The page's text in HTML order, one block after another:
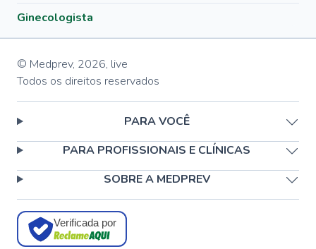
Ginecologista
© Medprev, 2026, live
Todos os direitos reservados
PARA VOCÊ
PARA PROFISSIONAIS E CLÍNICAS
SOBRE A MEDPREV
Verificada por